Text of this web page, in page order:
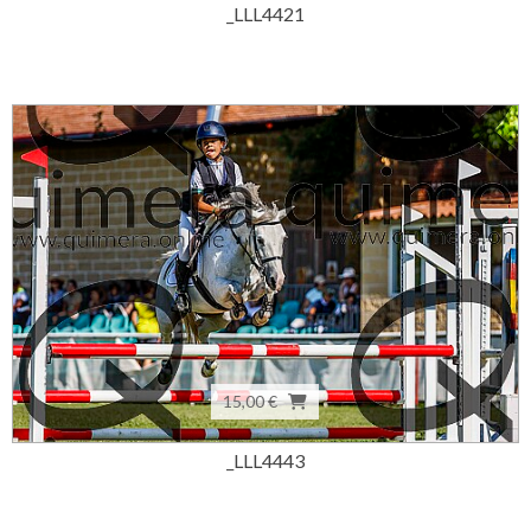
_LLL4421
15,00 €
_LLL4443